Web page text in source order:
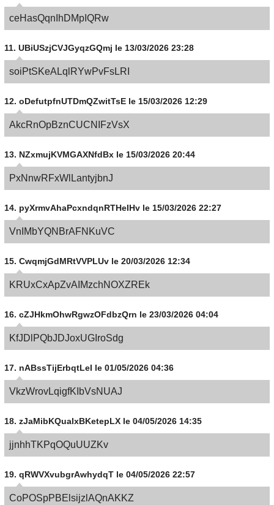
ceHasQqnIhDMpIQRw
11. UBiUSzjCVJGyqzGQmj le 13/03/2026 23:28
soiPtSKeALqlRYwPvFsLRI
12. oDefutpfnUTDmQZwitTsE le 15/03/2026 12:29
AkcRnOpBznCUCNIFzVsX
13. NZxmujKVMGAXNfdBx le 15/03/2026 20:44
PxNnwRFxWlLantyjbnJ
14. pyXrmvAhaPcxndqnRTHeIHv le 15/03/2026 22:27
VnIMbYQNBrAFNKuVC
15. CwqmjGdMRtVVPLUv le 20/03/2026 12:34
KRUxCxApZvAIMzchNOXZREk
16. cZJHkmOhwRgwzOFdbzQrn le 23/03/2026 04:04
KfJDlPQbJDJoxUGIroSdg
17. nABssTijErbqtLeI le 01/05/2026 04:36
VkzWrovLqigfKIbVsNUAJ
18. zJaMibKQualxBKetepLX le 04/05/2026 14:35
jjnhhTKPqOQuUUZKv
19. qRWVXvubgrAwhydqT le 04/05/2026 22:57
CoPOSpPBElsijzlAQnAKKZ